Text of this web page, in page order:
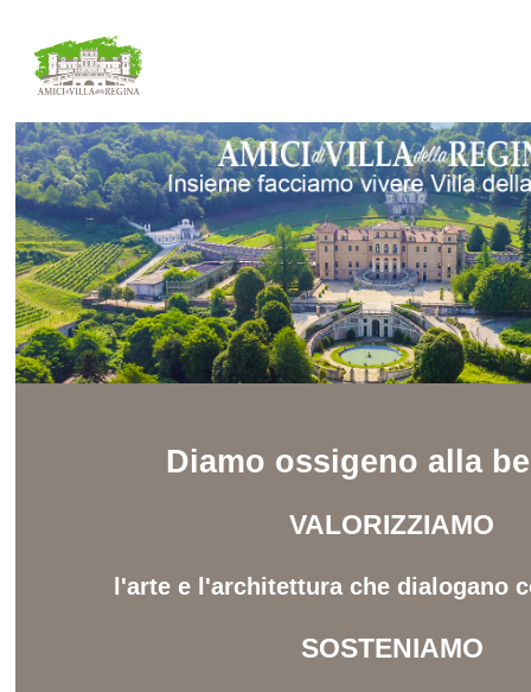
Diamo ossigeno alla
VALORIZZIAMO
l'arte e l'architettura che dialogano
SOSTENIAMO